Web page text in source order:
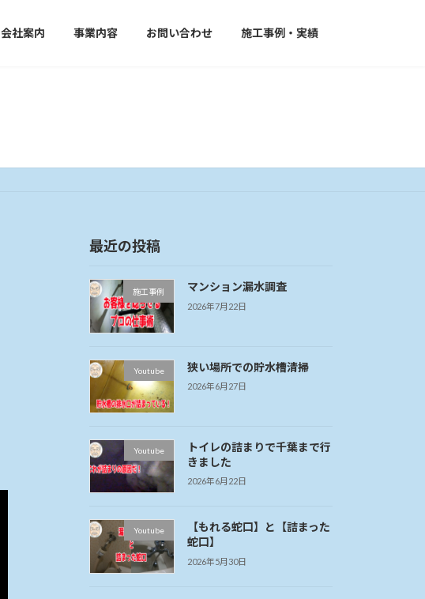
会社案内 事業内容 お問い合わせ 施工事例・実績
最近の投稿
施工事例 マンション漏水調査
2026年7月22日
Youtube 狭い場所での貯水槽清掃
2026年6月27日
Youtube
トイレの詰まりで千葉まで行
きました
2026年6月22日
Youtube
【もれる蛇口】と【詰まった
蛇口】
2026年5月30日